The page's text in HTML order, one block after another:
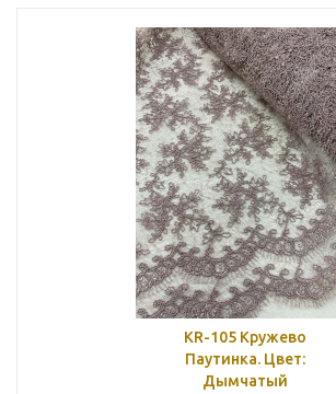
KR-105 Кружево
Паутинка. Цвет:
Дымчатый